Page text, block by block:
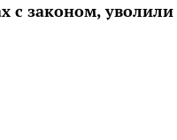
с законом,